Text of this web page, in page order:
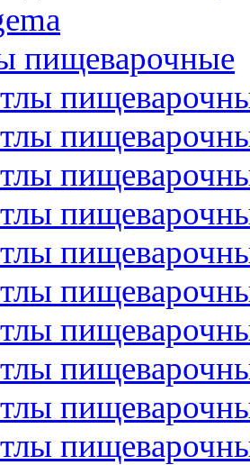
пищеварочные